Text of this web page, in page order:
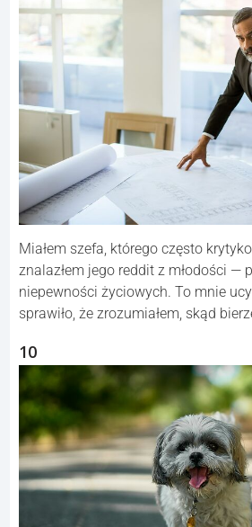
Miałem szefa, którego często
znalazłem jego reddit z młodości —
niepewności życiowych. To mnie
sprawiło, że zrozumiałem, skąd
10